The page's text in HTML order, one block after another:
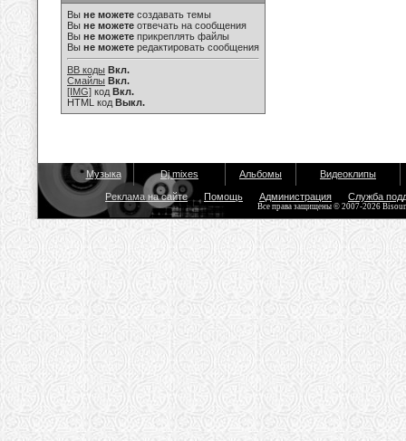
Вы не можете создавать темы
Вы не можете отвечать на сообщения
Вы не можете прикреплять файлы
Вы не можете редактировать сообщения
BB коды Вкл.
Смайлы Вкл.
[IMG] код Вкл.
HTML код Выкл.
Музыка Dj mixes Альбомы Видеоклипы
Реклама на сайте Помощь Администрация Служба
Все права защищены © 2007-2026